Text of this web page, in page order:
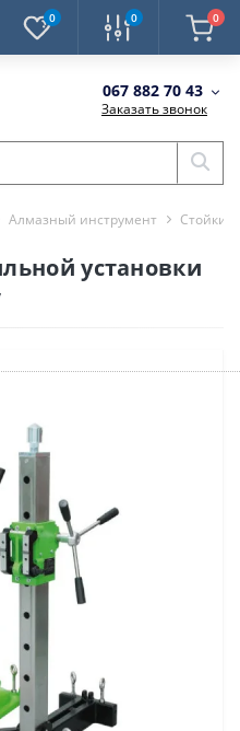
0 0 0
067 882 70 43
Заказать звонок
Алмазный инструмент Стойки
установки